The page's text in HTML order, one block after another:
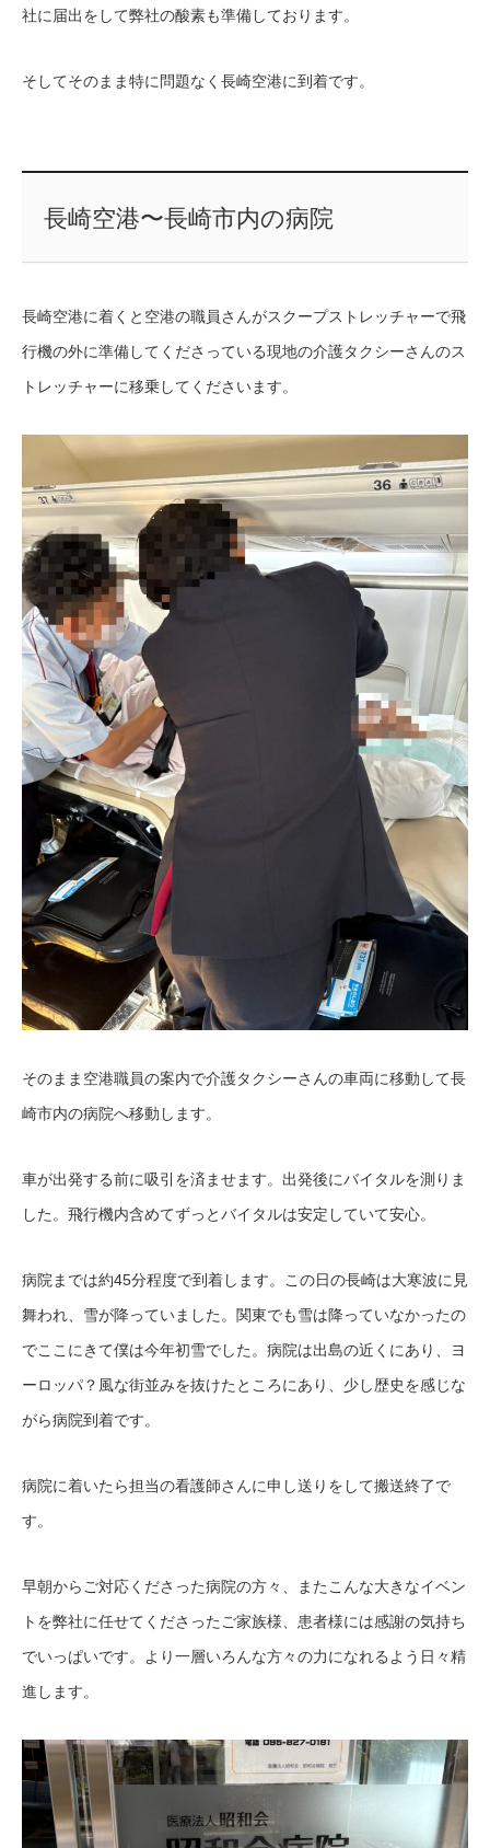
社に届出をして弊社の酸素も準備しております。
そしてそのまま特に問題なく長崎空港に到着です。
長崎空港〜長崎市内の病院
長崎空港に着くと空港の職員さんがスクープストレッチャーで飛
行機の外に準備してくださっている現地の介護タクシーさんのス
トレッチャーに移乗してくださいます。
そのまま空港職員の案内で介護タクシーさんの車両に移動して長
崎市内の病院へ移動します。
車が出発する前に吸引を済ませます。出発後にバイタルを測りま
した。飛行機内含めてずっとバイタルは安定していて安心。
病院までは約45分程度で到着します。この日の長崎は大寒波に見
舞われ、雪が降っていました。関東でも雪は降っていなかったの
でここにきて僕は今年初雪でした。病院は出島の近くにあり、ヨ
ーロッパ？風な街並みを抜けたところにあり、少し歴史を感じな
がら病院到着です。
病院に着いたら担当の看護師さんに申し送りをして搬送終了で
す。
早朝からご対応くださった病院の方々、またこんな大きなイベン
トを弊社に任せてくださったご家族様、患者様には感謝の気持ち
でいっぱいです。より一層いろんな方々の力になれるよう日々精
進します。